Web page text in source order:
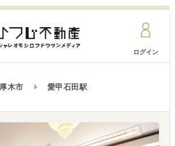
ログイン
厚木市 愛甲石田駅